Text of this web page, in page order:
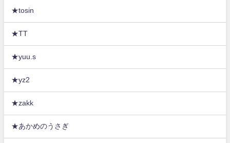
★tosin
★TT
★yuu.s
★yz2
★zakk
★あかめのうさぎ